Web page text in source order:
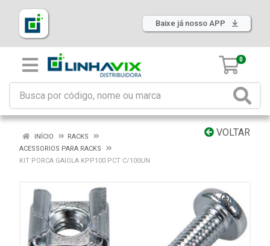
Baixe já nosso APP
0
VOLTAR
INÍCIO
RACKS
ACESSORIOS PARA RACKS
KIT PORCA GAIOLA KPP100 PCT C/100UN